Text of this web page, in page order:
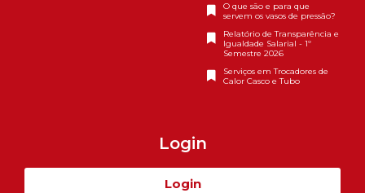
O que são e para que
servem os vasos de pressão?
Relatório de Transparência e
Igualdade Salarial - 1º
Semestre 2026
Serviços em Trocadores de
Calor Casco e Tubo
Login
Login